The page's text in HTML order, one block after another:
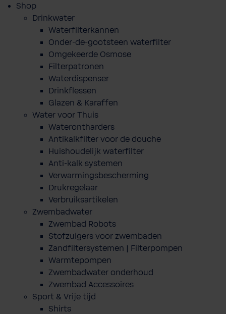
Shop
Drinkwater
Waterfilterkannen
Onder-de-gootsteen waterfilter
Omgekeerde Osmose
Filterpatronen
Waterdispenser
Drinkflessen
Glazen & Karaffen
Water voor Thuis
Waterontharders
Antikalkfilter voor de douche
Huishoudelijk waterfilter
Anti-kalk systemen
Verwarmingsbescherming
Drukregelaar
Verbruiksartikelen
Zwembadwater
Zwembad Robots
Stofzuigers voor zwembaden
Zandfiltersystemen | Filterpompen
Warmtepompen
Zwembadwater onderhoud
Zwembad Accessoires
Sport & Vrije tijd
Shirts